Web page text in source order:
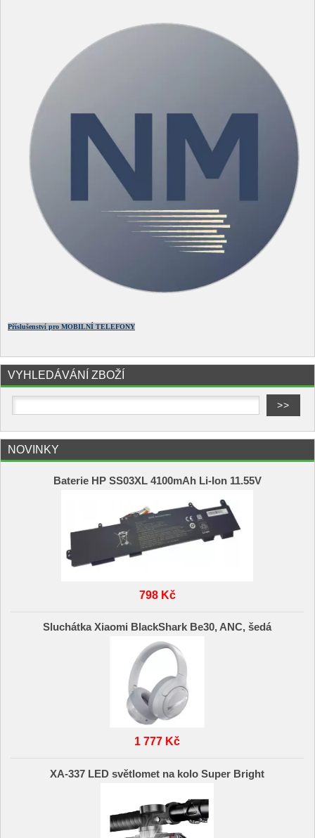
Příslušenství pro MOBILNÍ TELEFONY
VYHLEDÁVÁNÍ ZBOŽÍ
NOVINKY
Baterie HP SS03XL 4100mAh Li-Ion 11.55V
798 Kč
Sluchátka Xiaomi BlackShark Be30, ANC, šedá
1 777 Kč
XA-337 LED světlomet na kolo Super Bright